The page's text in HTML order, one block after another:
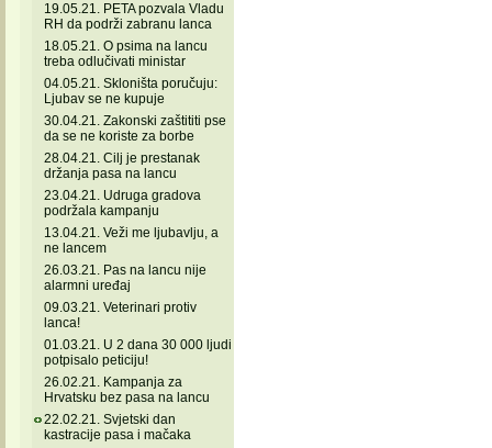
19.05.21. PETA pozvala Vladu
RH da podrži zabranu lanca
18.05.21. O psima na lancu
treba odlučivati ministar
04.05.21. Skloništa poručuju:
Ljubav se ne kupuje
30.04.21. Zakonski zaštititi pse
da se ne koriste za borbe
28.04.21. Cilj je prestanak
držanja pasa na lancu
23.04.21. Udruga gradova
podržala kampanju
13.04.21. Veži me ljubavlju, a
ne lancem
26.03.21. Pas na lancu nije
alarmni uređaj
09.03.21. Veterinari protiv
lanca!
01.03.21. U 2 dana 30 000 ljudi
potpisalo peticiju!
26.02.21. Kampanja za
Hrvatsku bez pasa na lancu
22.02.21. Svjetski dan
kastracije pasa i mačaka